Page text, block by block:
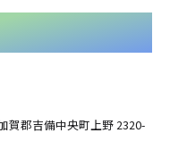
賀郡吉備中央町上野 2320-